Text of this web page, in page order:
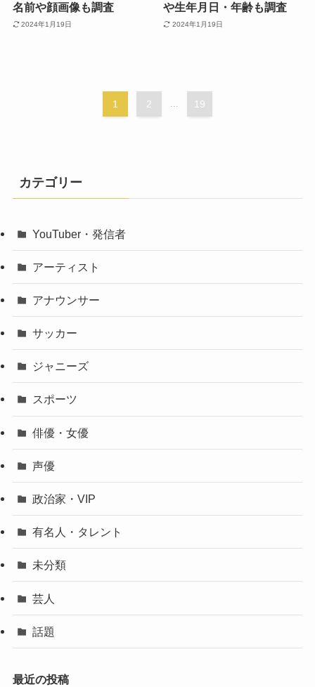
名前や顔画像も調査
2024年1月19日
や生年月日・年齢も調査
2024年1月19日
1 2 ... 19
カテゴリー
YouTuber・発信者
アーティスト
アナウンサー
サッカー
ジャニーズ
スポーツ
俳優・女優
声優
政治家・VIP
有名人・タレント
未分類
芸人
話題
最近の投稿